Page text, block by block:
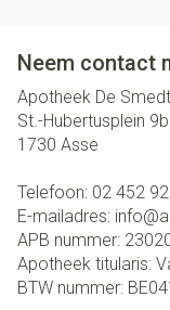
Neem contact
Apotheek De
St.-Hubertusplein
1730 Asse
Telefoon: 02 452
E-mailadres: info@
APB nummer:
Apotheek titularis:
BTW nummer: